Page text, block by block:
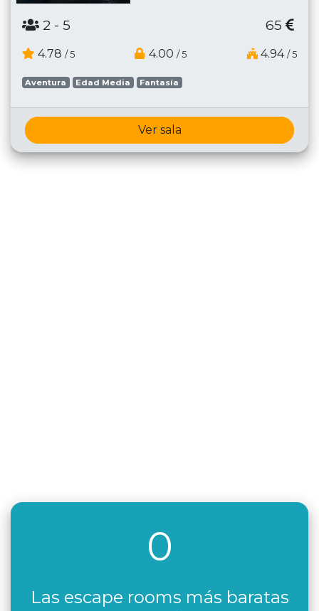
2 - 5 65
4.78 / 5 4.00 / 5 4.94 / 5
Aventura Edad Media Fantasía
Ver sala
0
Las escape rooms más baratas